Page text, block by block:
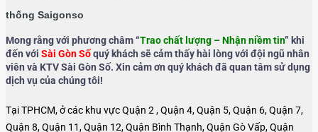
thống Saigonso
Mong rằng với phương châm “Trao chất lượng – Nhận niềm tin” khi
đến với Sài Gòn Sốquý khách sẽ cảm thấy hài lòng với đội ngũ nhân
viên và KTV Sài Gòn Số. Xin cảm ơn quý khách đã quan tâm sử dụng
dịch vụ của chúng tôi!
Tại TPHCM, ở các khu vực Quận 2 , Quận 4, Quận 5, Quận 6, Quận 7,
Quận 8, Quận 11, Quận 12, Quận Bình Thạnh, Quận Gò Vấp, Quận